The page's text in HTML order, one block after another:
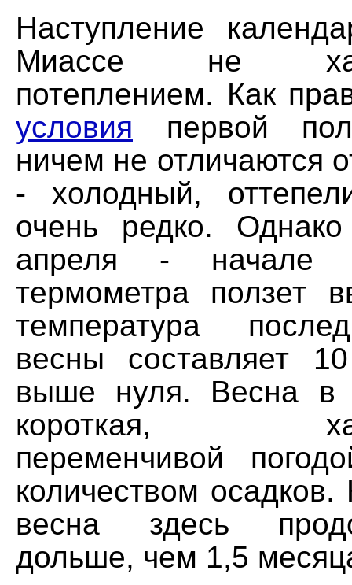
Наступление
Миассе не
потеплением. Как
условия первой
ничем не отличаются
- холодный,
очень редко.
апреля - начале
термометра ползет
температура
весны составляет
выше нуля. Весна в
короткая,
переменчивой
количеством осадков.
весна здесь
дольше, чем 1,5